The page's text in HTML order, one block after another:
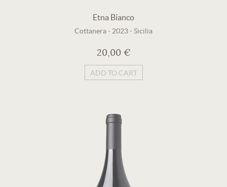
Etna Bianco
Cottanera- 2023- Sicilia
20,00 €
ADD TO CART